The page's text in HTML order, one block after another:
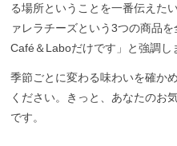
る場所ということを一番伝えた
ァレラチーズという3つの商品
Café＆Laboだけです」と強調し
季節ごとに変わる味わいを確か
ください。きっと、あなたのお
です。